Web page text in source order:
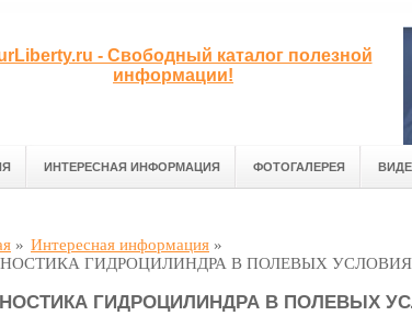
- Свободный каталог полезной
информации!
ИНТЕРЕСНАЯ ИНФОРМАЦИЯ ФОТОГАЛЕРЕЯ
» Интересная информация »
ГИДРОЦИЛИНДРА В ПОЛЕВЫХ
ГИДРОЦИЛИНДРА В ПОЛЕВЫХ